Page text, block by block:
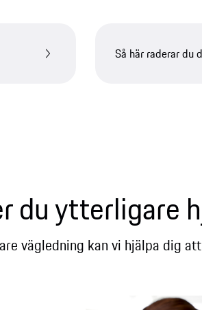
Så här raderar du
du ytterligare
vägledning kan vi hjälpa dig